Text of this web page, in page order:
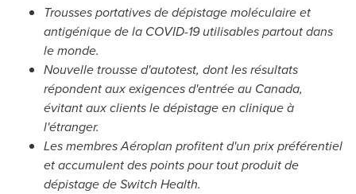
Trousses portatives de dépistage moléculaire et
antigénique de la COVID-19 utilisables partout dans
le monde.
Nouvelle trousse d'autotest, dont les résultats
répondent aux exigences d'entrée au Canada,
évitant aux clients le dépistage en clinique à
l'étranger.
Les membres Aéroplan profitent d'un prix préférentiel
et accumulent des points pour tout produit de
dépistage de Switch Health.